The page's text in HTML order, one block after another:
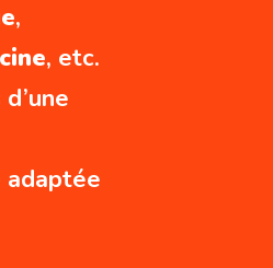
,
, etc.